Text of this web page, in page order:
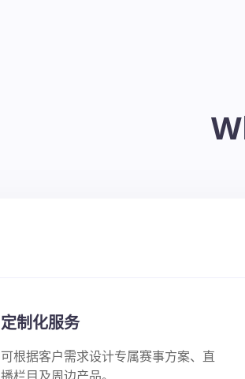
定制化服务
可根据客户需求设计专属赛事方案、直